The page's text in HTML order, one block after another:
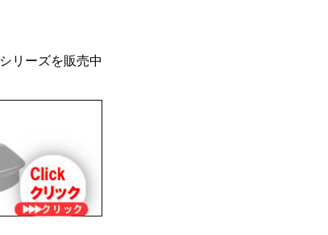
シリーズを販売中